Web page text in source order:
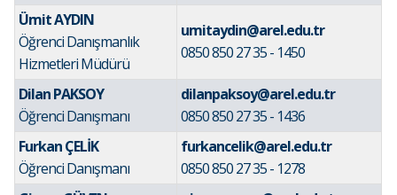
Ümit AYDIN
Öğrenci Danışmanlık
Hizmetleri Müdürü
umitaydin@arel.edu.tr
0850 850 27 35 - 1450
Dilan PAKSOY
Öğrenci Danışmanı
dilanpaksoy@arel.edu.tr
0850 850 27 35 - 1436
Furkan ÇELİK
Öğrenci Danışmanı
furkancelik@arel.edu.tr
0850 850 27 35 - 1278